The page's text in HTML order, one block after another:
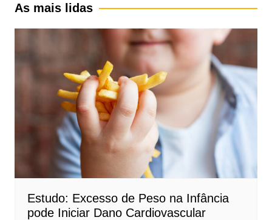
As mais lidas
Estudo: Excesso de Peso na Infância
pode Iniciar Dano Cardiovascular